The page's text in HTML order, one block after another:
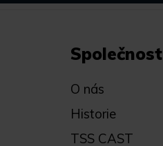
Společnost
O nás
Historie
TSS CAST